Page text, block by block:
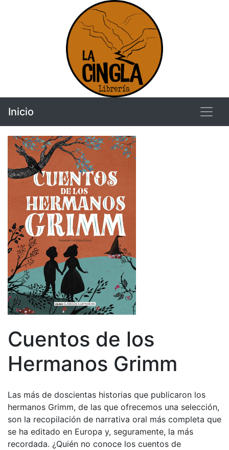
Inicio
Cuentos de los
Hermanos Grimm
Las más de doscientas historias que publicaron los
hermanos Grimm, de las que ofrecemos una selección,
son la recopilación de narrativa oral más completa que
se ha editado en Europa y, seguramente, la más
recordada. ¿Quién no conoce los cuentos de